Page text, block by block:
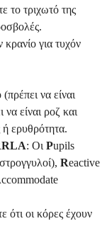
το τριχωτό της
για τυχόν
να είναι
είναι ροζ και
ή ερυθρότητα.
: Οι Pupils
Reactive
ccommodate
οι κόρες έχουν